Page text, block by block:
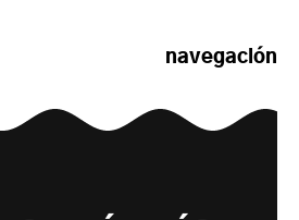
navegación